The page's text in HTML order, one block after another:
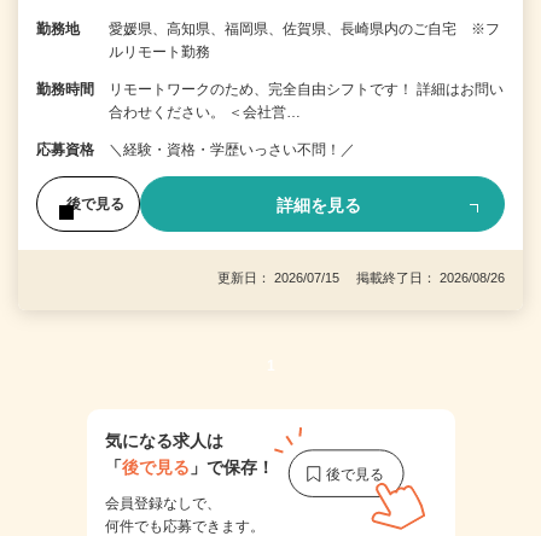
勤務地
愛媛県、高知県、福岡県、佐賀県、長崎県内のご自宅 ※フ
ルリモート勤務
勤務時間
リモートワークのため、完全自由シフトです！ 詳細はお問い
合わせください。 ＜会社営…
応募資格 ＼経験・資格・学歴いっさい不問！／
後で見る 詳細を見る
更新日： 2026/07/15 掲載終了日： 2026/08/26
1
気になる求人は
「後で見る 」で保存！
会員登録なしで、
何件でも応募できます。